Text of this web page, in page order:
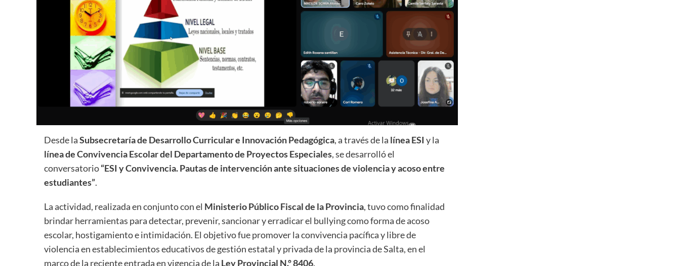
Desde laSubsecretaría de Desarrollo Curricular e Innovación Pedagógica, a través de la línea ESI y la
línea de Convivencia Escolar del Departamento de Proyectos Especiales, se desarrolló el
conversatorio“ESI y Convivencia. Pautas de intervención ante situaciones de violencia y acoso entre
estudiantes”.
La actividad, realizada en conjunto con el Ministerio Público Fiscal de la Provincia, tuvo como finalidad
brindar herramientas para detectar, prevenir, sancionar y erradicar el bullying como forma de acoso
escolar, hostigamiento e intimidación. El objetivo fue promover la convivencia pacífica y libre de
violencia en establecimientos educativos de gestión estatal y privada de la provincia de Salta, en el
marco de la reciente entrada en vigencia de la Ley Provincial N.º 8406.